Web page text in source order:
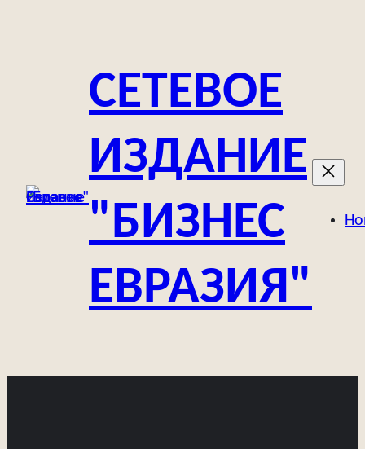
содержимомуСЕТЕВОЕ
ИЗДАНИЕ
"БИЗНЕС
ЕВРАЗИЯ"